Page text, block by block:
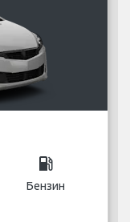
local_gas_station
Бензин